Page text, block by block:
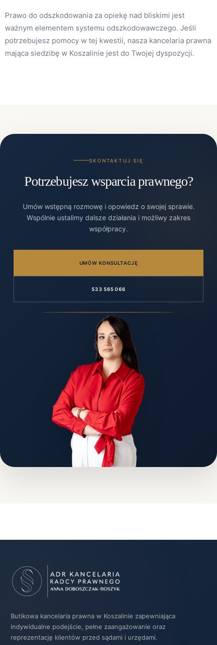
Prawo do odszkodowania za opiekę nad bliskimi jest
ważnym elementem systemu odszkodowawczego. Jeśli
potrzebujesz pomocy w tej kwestii, nasza kancelaria prawna
mająca siedzibę w Koszalinie jest do Twojej dyspozycji.
SKONTAKTUJ SIĘ
Potrzebujesz wsparcia prawnego?
Umów wstępną rozmowę i opowiedz o swojej sprawie.
Wspólnie ustalimy dalsze działania i możliwy zakres
współpracy.
UMÓW KONSULTACJĘ
533 565 066
Butikowa kancelaria prawna w Koszalinie zapewniająca
indywidualne podejście, pełne zaangażowanie oraz
reprezentację klientów przed sądami i urzędami.